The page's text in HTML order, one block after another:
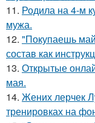
11. Родила на 4-м
мужа.
12. "Покупаешь
состав как
13. Открытые
мая.
14. Жених лерчек
тренировках на